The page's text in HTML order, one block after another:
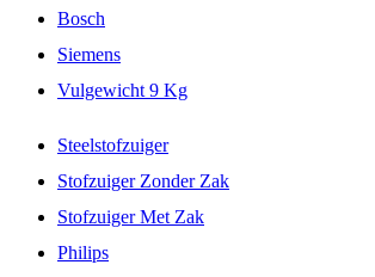
Bosch
Siemens
Vulgewicht 9 Kg
Steelstofzuiger
Stofzuiger Zonder Zak
Stofzuiger Met Zak
Philips